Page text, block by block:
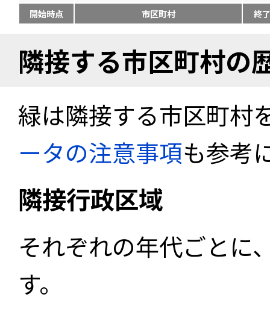
開始時点
市区町村 終
隣接する市区町村の
緑は隣接する市区町村
ータの注意事項も参考
隣接行政区域
それぞれの年代ごとに
す。